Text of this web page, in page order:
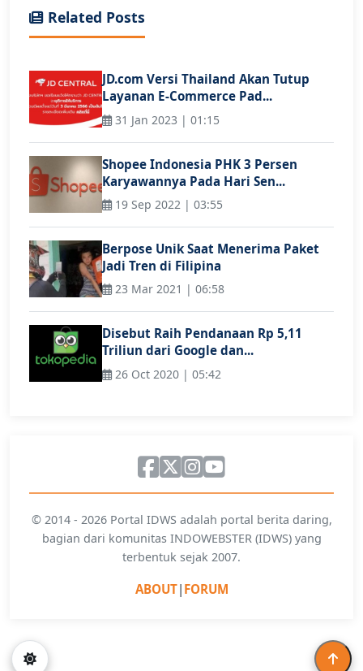
Related Posts
JD.com Versi Thailand Akan Tutup
Layanan E-Commerce Pad...
31 Jan 2023 | 01:15
Shopee Indonesia PHK 3 Persen
Karyawannya Pada Hari Sen...
19 Sep 2022 | 03:55
Berpose Unik Saat Menerima Paket
Jadi Tren di Filipina
23 Mar 2021 | 06:58
Disebut Raih Pendanaan Rp 5,11
Triliun dari Google dan...
26 Oct 2020 | 05:42
© 2014 - 2026 Portal IDWS adalah portal berita daring,
bagian dari komunitas INDOWEBSTER (IDWS) yang
terbentuk sejak 2007.
ABOUT| FORUM